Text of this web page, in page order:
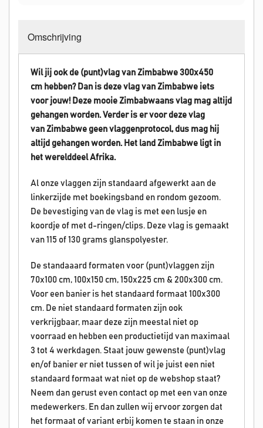
Omschrijving
Wil jij ook de (punt)vlag van Zimbabwe 300x450
cm hebben? Dan is deze vlag van Zimbabwe iets
voor jouw! Deze mooie Zimbabwaans vlag mag altijd
gehangen worden. Verder is er voor deze vlag
van Zimbabwe geen vlaggenprotocol, dus mag hij
altijd gehangen worden. Het land Zimbabwe ligt in
het werelddeel Afrika.
Al onze vlaggen zijn standaard afgewerkt aan de
linkerzijde met boekingsband en rondom gezoom.
De bevestiging van de vlag is met een lusje en
koordje of met d-ringen/clips. Deze vlag is gemaakt
van 115 of 130 grams glanspolyester.
De standaaard formaten voor (punt)vlaggen zijn
70x100 cm, 100x150 cm, 150x225 cm & 200x300 cm.
Voor een banier is het standaard formaat 100x300
cm. De niet standaard formaten zijn ook
verkrijgbaar, maar deze zijn meestal niet op
voorraad en hebben een productietijd van maximaal
3 tot 4 werkdagen. Staat jouw gewenste (punt)vlag
en/of banier er niet tussen of wil je juist een niet
standaard formaat wat niet op de webshop staat?
Neem dan gerust even contact op met een van onze
medewerkers. En dan zullen wij ervoor zorgen dat
het formaat of variant erbij komen te staan in onze